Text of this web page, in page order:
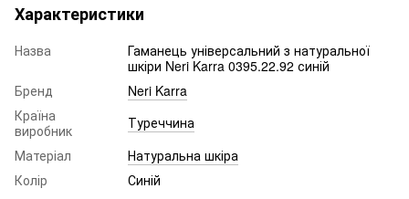
Характеристики
Назва
Гаманець універсальний з натуральної
шкіри Neri Karra 0395.22.92 синій
Бренд
Neri Karra
Країна
виробник
Туреччина
Матеріал
Натуральна шкіра
Колір
Синій